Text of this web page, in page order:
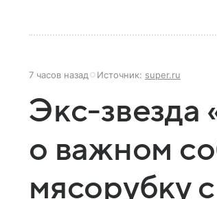
7 часов назад Источник: super.ru
Экс-звезда
о важном
мясорубку